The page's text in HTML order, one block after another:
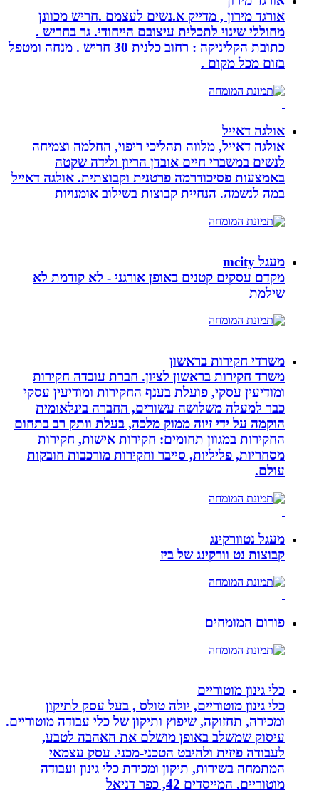
אורגד מירון , מדייק א.נשים לעצמם .חריש מכוונן
מחוללי שינוי לתכלית עיצובם הייחודי. גר בחריש .
כתובת הקליניקה : רחוב כלנית 30 חריש . מנחה ומטפל
בזום מכל מקום .
אולגה דאייל
אולגה דאייל, מלווה תהליכי ריפוי, החלמה וצמיחה
לנשים במשברי חיים אובדן הריון ולידה שקטה
באמצעות פסיכודרמה פרטנית וקבוצתית. אולגה דאייל
במה לנשמה. ‏הנחיית קבוצות בשילוב אומנויות‏
מעגל mcity
מקדם עסקים קטנים באופן אורגני - לא קודמת לא
שילמת
משרדי חקירות בראשון
משרד חקירות בראשון לציון. חברת עובדה חקירות
ומודיעין עסקי, פועלת בענף החקירות ומודיעין עסקי
כבר למעלה משלושה עשורים, החברה בינלאומית
הוקמה על ידי זיוה ממוק מלכה, בעלת וותק רב בתחום
החקירות במגוון תחומים: חקירות אישות, חקירות
מסחריות, פליליות, סייבר וחקירות מורכבות חובקות
עולם.
מעגל נטוורקינג
קבוצות נט וורקינג של ביז
פורום המומחים
כלי גינון מוטוריים
כלי גינון מוטוריים, יולה טולס , בעל עסק לתיקון
ומכירה, תחזוקה, שיפוץ ותיקון של כלי עבודה מוטוריים.
עיסוק שמשלב באופן מושלם את האהבה לטבע,
לעבודה פיזית ולהיבט הטכני-מכני. עסק עצמאי
המתמחה בשירות, תיקון ומכירת כלי גינון ועבודה
מוטוריים. המייסדים 42, כפר דניאל